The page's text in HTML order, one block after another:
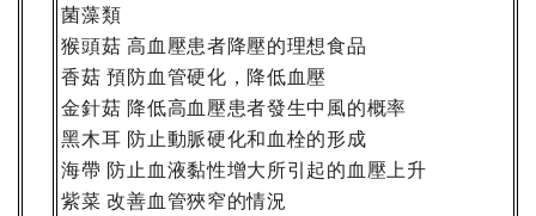
菌藻類
猴頭菇 高血壓患者降壓的理想食品
香菇 預防血管硬化，降低血壓
金針菇 降低高血壓患者發生中風的概率
黑木耳 防止動脈硬化和血栓的形成
海帶 防止血液黏性增大所引起的血壓上升
紫菜 改善血管狹窄的情況